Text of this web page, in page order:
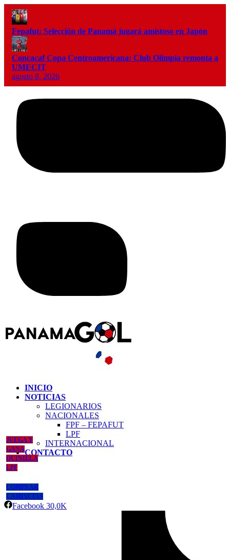
Fepafut: Selección de Panamá jugará amistoso en Japón
Concacaf Copa Centroamericana: Club Olimpia remonta a
UMECIT
agosto 8, 2026
INICIO
NOTICIAS
LEGIONARIOS
NACIONALES
FPF – FEPAFUT
LPF
INTERNACIONAL
CONTACTO
JUEGA Y
GANA
QUINIELA
LPF
COMPRAR
CAMISETAS
Facebook 30,0K